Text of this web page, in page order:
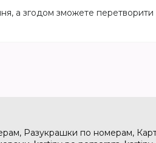
а згодом зможете перетворити
Разукрашки по номерам,